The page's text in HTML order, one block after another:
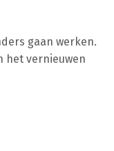
gaan werken.
het vernieuwen